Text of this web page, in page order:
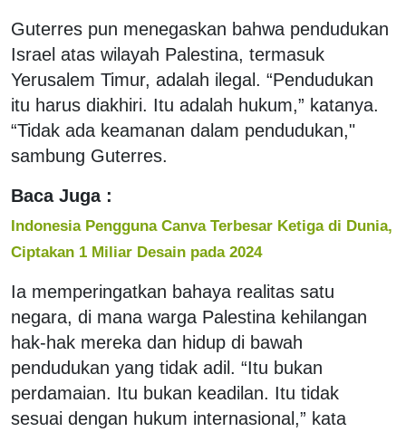
Guterres pun menegaskan bahwa pendudukan
Israel atas wilayah Palestina, termasuk
Yerusalem Timur, adalah ilegal. “Pendudukan
itu harus diakhiri. Itu adalah hukum,” katanya.
“Tidak ada keamanan dalam pendudukan,"
sambung Guterres.
Baca Juga :
Indonesia Pengguna Canva Terbesar Ketiga di Dunia,
Ciptakan 1 Miliar Desain pada 2024
Ia memperingatkan bahaya realitas satu
negara, di mana warga Palestina kehilangan
hak-hak mereka dan hidup di bawah
pendudukan yang tidak adil. “Itu bukan
perdamaian. Itu bukan keadilan. Itu tidak
sesuai dengan hukum internasional,” kata